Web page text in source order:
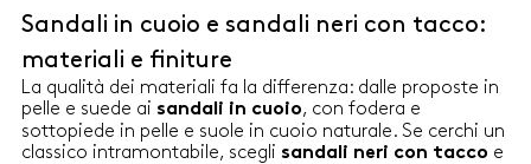
Sandali in cuoio e sandali neri con tacco:
materiali e finiture
La qualità dei materiali fa la differenza: dalle proposte in
pelle e suede ai sandali in cuoio, con fodera e
sottopiede in pelle e suole in cuoio naturale. Se cerchi un
classico intramontabile, scegli sandali neri con tacco e